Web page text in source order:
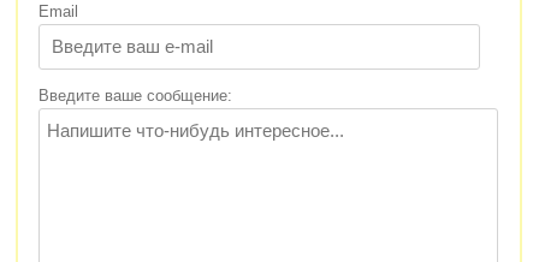
Email
Введите ваше сообщение: